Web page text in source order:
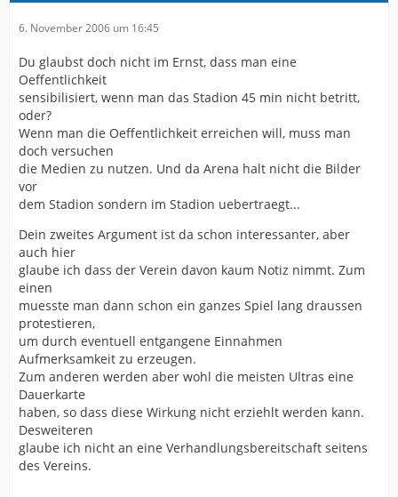
6. November 2006 um 16:45
Du glaubst doch nicht im Ernst, dass man eine
Oeffentlichkeit
sensibilisiert, wenn man das Stadion 45 min nicht betritt,
oder?
Wenn man die Oeffentlichkeit erreichen will, muss man
doch versuchen
die Medien zu nutzen. Und da Arena halt nicht die Bilder
vor
dem Stadion sondern im Stadion uebertraegt...
Dein zweites Argument ist da schon interessanter, aber
auch hier
glaube ich dass der Verein davon kaum Notiz nimmt. Zum
einen
muesste man dann schon ein ganzes Spiel lang draussen
protestieren,
um durch eventuell entgangene Einnahmen
Aufmerksamkeit zu erzeugen.
Zum anderen werden aber wohl die meisten Ultras eine
Dauerkarte
haben, so dass diese Wirkung nicht erziehlt werden kann.
Desweiteren
glaube ich nicht an eine Verhandlungsbereitschaft seitens
des Vereins.